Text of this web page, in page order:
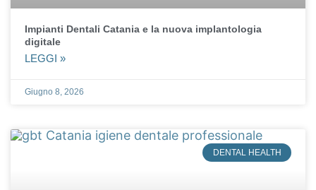
Impianti Dentali Catania e la nuova implantologia
digitale
LEGGI »
Giugno 8, 2026
DENTAL HEALTH